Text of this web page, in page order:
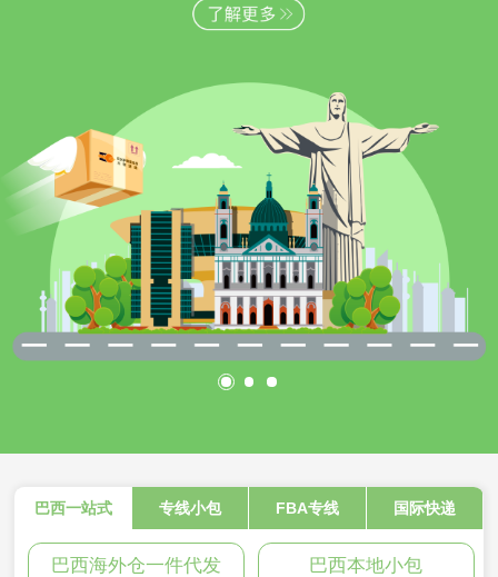
巴西一站式 专线小包 FBA专线 国际快递
巴西海外仓一件代发 巴西本地小包